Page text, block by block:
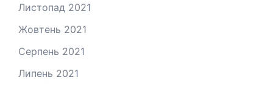
Листопад 2021
Жовтень 2021
Серпень 2021
Липень 2021